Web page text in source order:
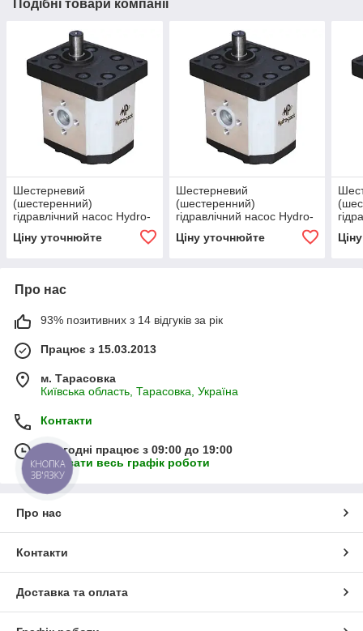
Подібні товари компанії
Шестерневий
(шестеренний)
гідравлічний насос Hydro-
Ціну уточнюйте
Шестерневий
(шестеренний)
гідравлічний насос Hydro-
Ціну уточнюйте
Про нас
93% позитивних з 14 відгуків за рік
Працює з 15.03.2013
м. Тарасовка
Київська область, Тарасовка, Україна
Контакти
Сьогодні працює з 09:00 до 19:00
Показати весь графік роботи
Про нас
Контакти
Доставка та оплата
КНОПКА
ЗВ'ЯЗКУ